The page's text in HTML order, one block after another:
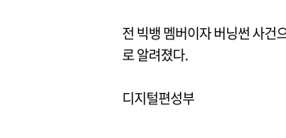
전 빅뱅 멤버이자 버닝썬 사건
로 알려졌다.
디지털편성부